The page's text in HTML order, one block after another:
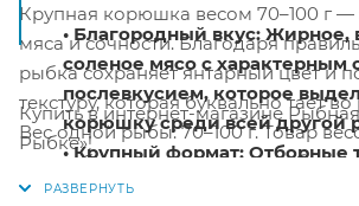
Крупная корюшка весом 70–100 г
мяса и сочности. Благодаря
рыбка сохраняет янтарный цвет и
текстуру, которая буквально тает во
Вес одной рыбы: 70–100 г. Товар
сумма будет известна после сборки
Пищевая ценность в 100 г: Белки —
• Благородный вкус: Жирное,
соленое мясо с характерным
послевкусием, которое
корюшку среди всей другой
• Крупный формат: Отборные
позволяют в полной мере
Купить в интернет-магазине
Рыбке»!